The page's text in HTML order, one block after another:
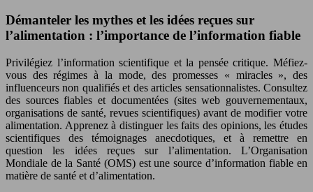
Démanteler les mythes et les idées reçues sur
l’alimentation : l’importance de l’information fiable
Privilégiez l’information scientifique et la pensée critique. Méfiez-
vous des régimes à la mode, des promesses « miracles », des
influenceurs non qualifiés et des articles sensationnalistes. Consultez
des sources fiables et documentées (sites web gouvernementaux,
organisations de santé, revues scientifiques) avant de modifier votre
alimentation. Apprenez à distinguer les faits des opinions, les études
scientifiques des témoignages anecdotiques, et à remettre en
question les idées reçues sur l’alimentation. L’Organisation
Mondiale de la Santé (OMS) est une source d’information fiable en
matière de santé et d’alimentation.